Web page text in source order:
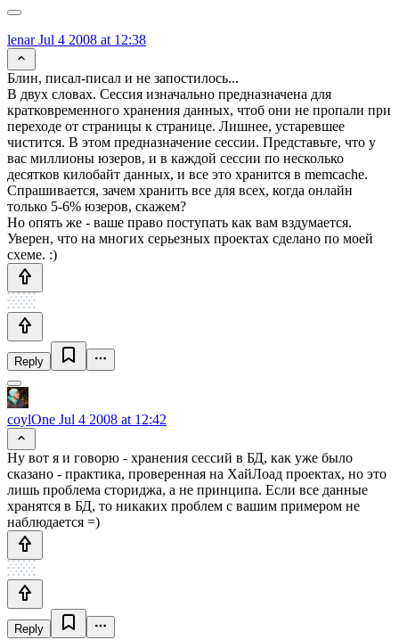
lenarJul 4 2008 at 12:38
Блин, писал-писал и не запостилось...
В двух словах. Сессия изначально предназначена для
кратковременного хранения данных, чтоб они не пропали при
переходе от страницы к странице. Лишнее, устаревшее
чистится. В этом предназначение сессии. Представьте, что у
вас миллионы юзеров, и в каждой сессии по несколько
десятков килобайт данных, и все это хранится в memcache.
Спрашивается, зачем хранить все для всех, когда онлайн
только 5-6% юзеров, скажем?
Но опять же - ваше право поступать как вам вздумается.
Уверен, что на многих серьезных проектах сделано по моей
схеме. :)
Reply
coylOne Jul 4 2008 at 12:42
Ну вот я и говорю - хранения сессий в БД, как уже было
сказано - практика, проверенная на ХайЛоад проектах, но это
лишь проблема сториджа, а не принципа. Если все данные
хранятся в БД, то никаких проблем с вашим примером не
наблюдается =)
Reply